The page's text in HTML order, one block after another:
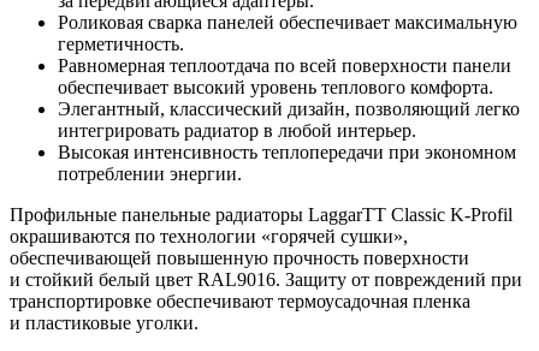
Роликовая сварка панелей обеспечивает максимальную
герметичность.
Равномерная теплоотдача по всей поверхности панели
обеспечивает высокий уровень теплового комфорта.
Элегантный, классический дизайн, позволяющий легко
интегрировать радиатор в любой интерьер.
Высокая интенсивность теплопередачи при экономном
потреблении энергии.
Профильные панельные радиаторы LaggarTT Classic K-Profil
окрашиваются по технологии «горячей сушки»,
обеспечивающей повышенную прочность поверхности
и стойкий белый цвет RAL9016. Защиту от повреждений при
транспортировке обеспечивают термоусадочная пленка
и пластиковые уголки.